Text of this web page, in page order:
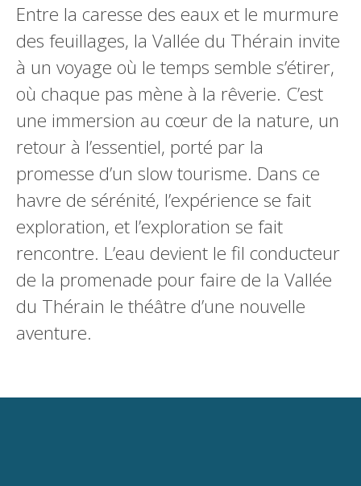
Entre la caresse des eaux et le murmure
des feuillages, la Vallée du Thérain invite
à un voyage où le temps semble s’étirer,
où chaque pas mène à la rêverie. C’est
une immersion au cœur de la nature, un
retour à l’essentiel, porté par la
promesse d’un slow tourisme. Dans ce
havre de sérénité, l’expérience se fait
exploration, et l’exploration se fait
rencontre. L’eau devient le fil conducteur
de la promenade pour faire de la Vallée
du Thérain le théâtre d’une nouvelle
aventure.